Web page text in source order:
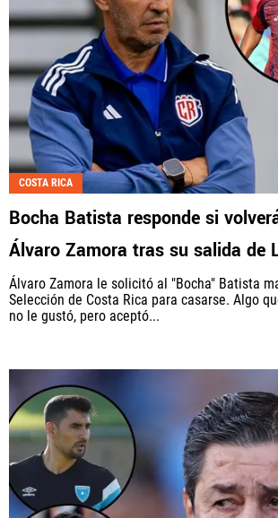
COSTA RICA
Bocha Batista responde si
Álvaro Zamora tras su salida de
Álvaro Zamora le solicitó al "Bocha" Batista
Selección de Costa Rica para casarse. Algo
no le gustó, pero aceptó...